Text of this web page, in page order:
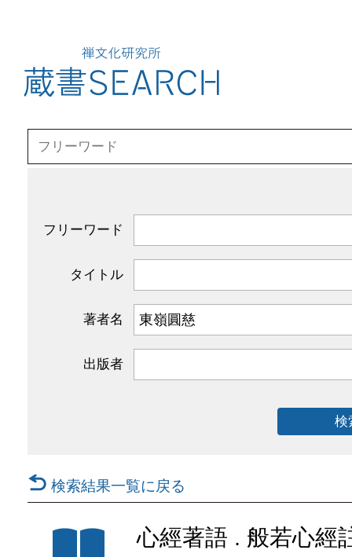
フリーワード
タイトル
著者名
出版者
検
検索結果一覧に戻る
心經著語 . 般若心經